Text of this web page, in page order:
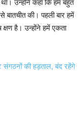
उन्होंने कहा कि हम बहुत
की। पहली बार हमें
क्षण है। उन्होंने हमें एकता
की हड़ताल, बंद रहेंगे